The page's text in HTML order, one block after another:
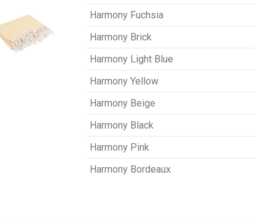
Harmony Fuchsia
Harmony Brick
Harmony Light Blue
Harmony Yellow
Harmony Beige
Harmony Black
Harmony Pink
Harmony Bordeaux